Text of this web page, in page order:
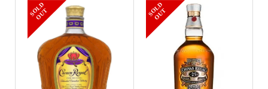
S
O
L
D
O
U
T S
O
L
D
O
U
T